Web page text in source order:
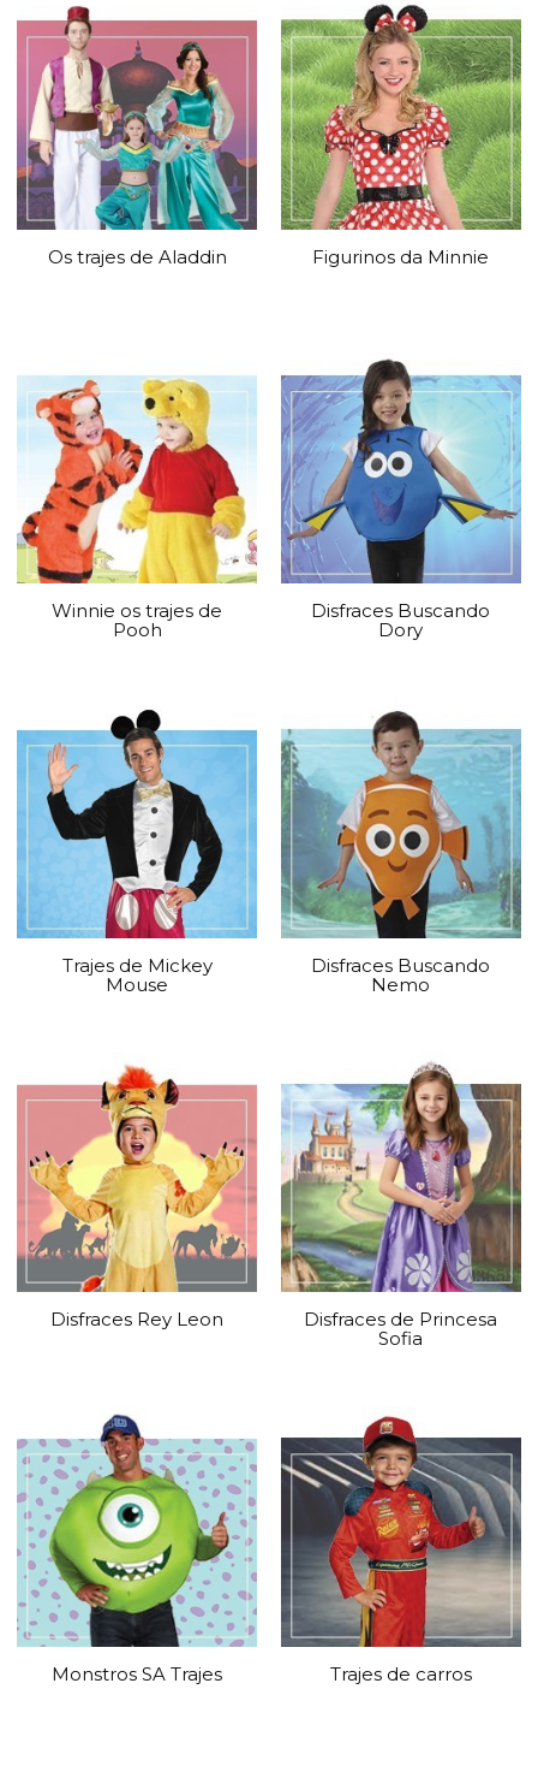
Os trajes de Aladdin Figurinos da Minnie
Winnie os trajes de
Pooh
Disfraces Buscando
Dory
Trajes de Mickey
Mouse
Disfraces Buscando
Nemo
Disfraces Rey Leon
Disfraces de Princesa
Sofia
Monstros SA Trajes Trajes de carros